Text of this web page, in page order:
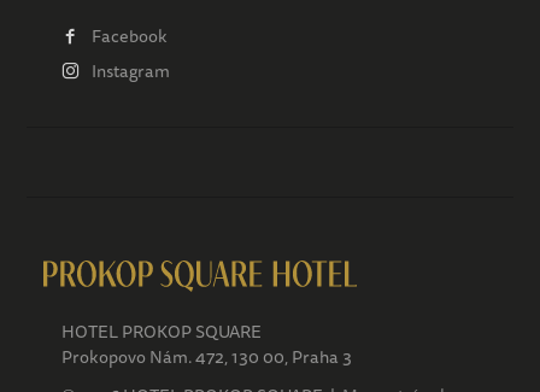
HOTEL PROKOP SQUARE
Prokopovo Nám. 472, 130 00, Praha 3
Facebook
Instagram